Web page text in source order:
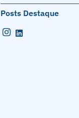
Posts Destaque